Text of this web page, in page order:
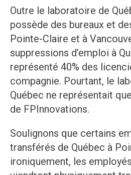
Outre le laboratoire de
possède des bureaux et
Pointe-Claire et à
suppressions d’emploi à
représenté 40% des
compagnie. Pourtant, le
Québec ne représentait
de FPInnovations.
Soulignons que certains
transférés de Québec à
ironiquement, les